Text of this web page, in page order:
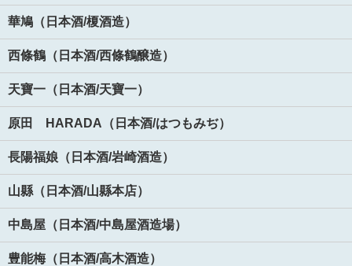
華鳩（日本酒/榎酒造）
西條鶴（日本酒/西條鶴醸造）
天寶一（日本酒/天寶一）
原田 HARADA（日本酒/はつもみぢ）
長陽福娘（日本酒/岩崎酒造）
山縣（日本酒/山縣本店）
中島屋（日本酒/中島屋酒造場）
豊能梅（日本酒/高木酒造）